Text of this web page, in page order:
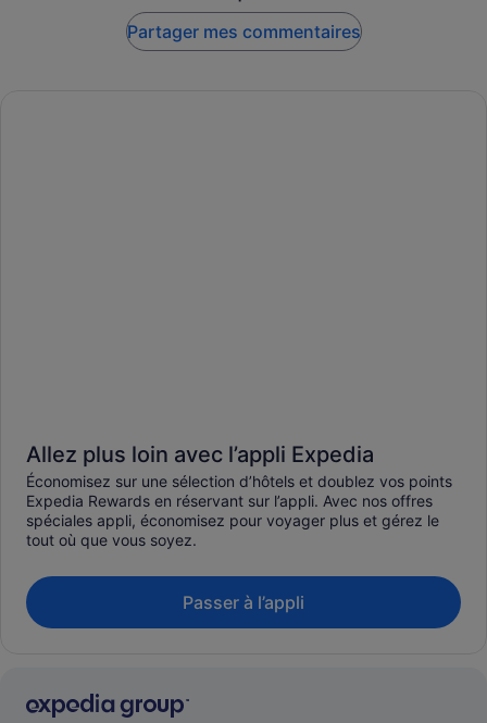
Partager mes commentaires
Allez plus loin avec l’appli Expedia
Économisez sur une sélection d’hôtels et doublez vos points
Expedia Rewards en réservant sur l’appli. Avec nos offres
spéciales appli, économisez pour voyager plus et gérez le
tout où que vous soyez.
Passer à l’appli